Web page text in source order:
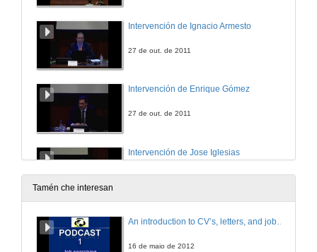
Intervención de Ignacio Armesto
27 de out. de 2011
Intervención de Enrique Gómez
27 de out. de 2011
Intervención de Jose Iglesias
27 de out. de 2011
Tamén che interesan
An introduction to CV’s, letters, and job searching
16 de maio de 2012